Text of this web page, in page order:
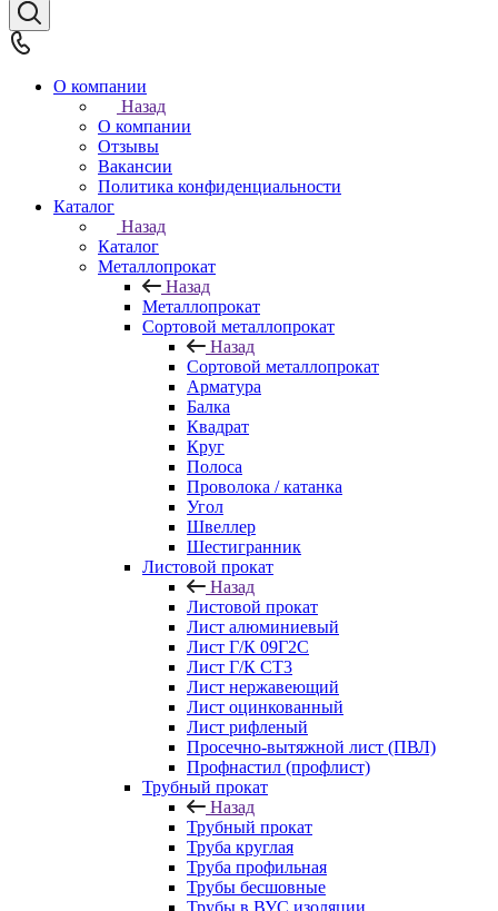
О компании
Назад
О компании
Отзывы
Вакансии
Политика конфиденциальности
Каталог
Назад
Каталог
Металлопрокат
Назад
Металлопрокат
Сортовой металлопрокат
Назад
Сортовой металлопрокат
Арматура
Балка
Квадрат
Круг
Полоса
Проволока / катанка
Угол
Швеллер
Шестигранник
Листовой прокат
Назад
Листовой прокат
Лист алюминиевый
Лист Г/К 09Г2С
Лист Г/К СТ3
Лист нержавеющий
Лист оцинкованный
Лист рифленый
Просечно-вытяжной лист (ПВЛ)
Профнастил (профлист)
Трубный прокат
Назад
Трубный прокат
Труба круглая
Труба профильная
Трубы бесшовные
Трубы в ВУС изоляции